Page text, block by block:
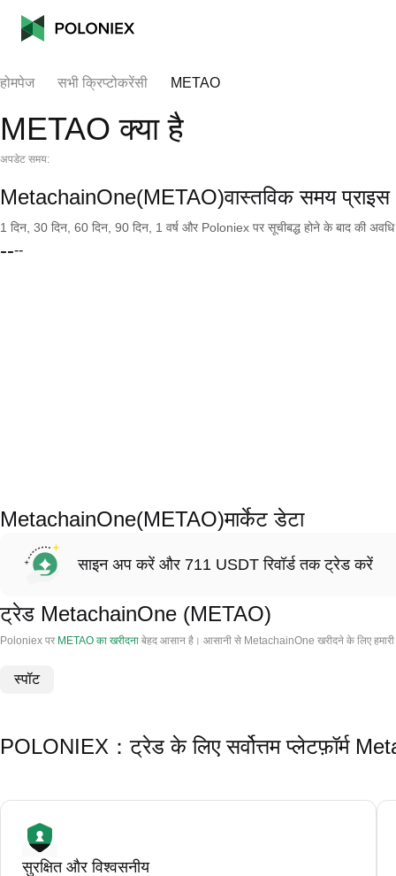
होमपेज सभी क्रिप्टोकरेंसी METAO
METAO क्या है
अपडेट समय:
MetachainOne(METAO)वास्तविक समय प्राइस
1 दिन, 30 दिन, 60 दिन, 90 दिन, 1 वर्ष और Poloniex पर सूचीबद्ध होने के बाद की
----
MetachainOne(METAO)मार्केट डेटा
साइन अप करें और 711 USDT रिवॉर्ड तक ट्रेड करें
ट्रेड MetachainOne (METAO)
Poloniex पर METAO का खरीदना बेहद आसान है। आसानी से MetachainOne खरीदने के लिए हमारी
स्पॉट
POLONIEX：ट्रेड के लिए सर्वोत्तम प्लेटफ़ॉर्म
सुरक्षित और विश्वसनीय